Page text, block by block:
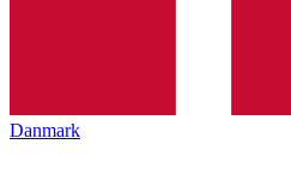
Danmark